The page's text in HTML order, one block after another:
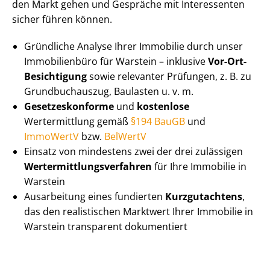
den Markt gehen und Gespräche mit Interessenten
sicher führen können.
Gründliche Analyse Ihrer Immobilie durch unser
Immobilienbüro für Warstein – inklusiveVor-Ort-
Besichtigungsowie relevanter Prüfungen, z. B. zu
Grundbuchauszug, Baulasten u. v. m.
Ge­set­zes­kon­for­me und kostenlose
Wertermittlung gemäß §194 BauGB und
ImmoWertV bzw. BelWertV
Einsatz von mindestens zwei der drei zulässigen
Wert­ermitt­lungs­ver­fah­ren für Ihre Immobilie in
Warstein
Ausarbeitung eines fundierten Kurzgutachtens,
das den realistischen Marktwert Ihrer Immobilie in
Warstein transparent dokumentiert